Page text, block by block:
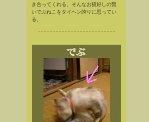
き合ってくれる、そんなお猫好しの賢
いでぶねこをタイヘン誇りに思ってい
る。
....................................................